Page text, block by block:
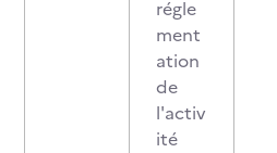
régle
ment
ation
de
l'activ
ité